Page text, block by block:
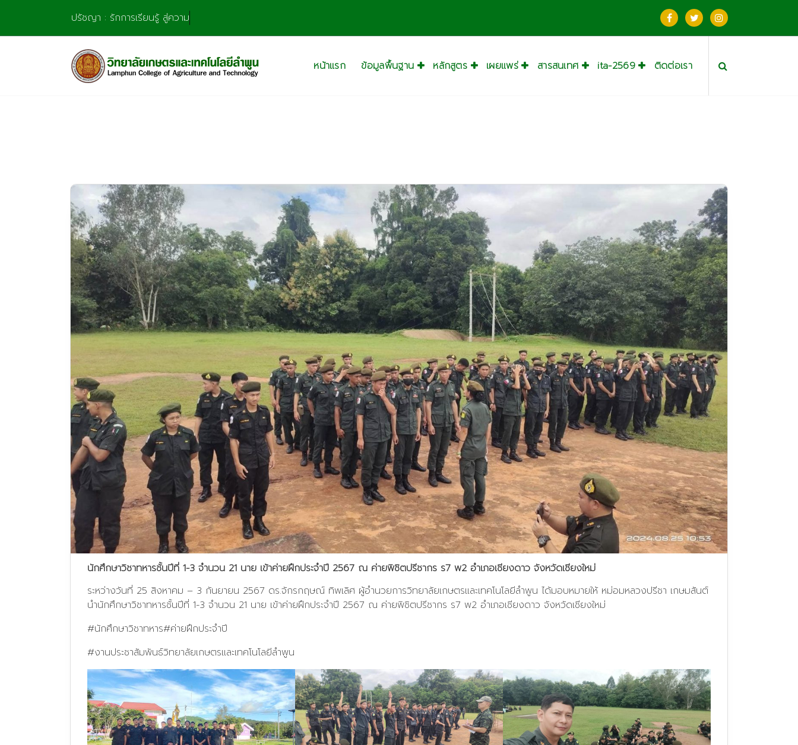
content
ปรัชญา : รักการเรียนรู้ สู่ความชำนาญ มุ่งการส
หน้าแรก ข้อมูลพื้นฐาน หลักสูตร เผยแพร่ สารสนเทศ ita-2569 ติดต่อเรา
นักศึกษาวิชาทหารชั้นปีที่ 1-3 จำนวน 21 นาย เข้าค่ายฝึกประจำปี 2567 ณ ค่ายพิชิตปรีชากร ร7 พ2 อำเภอเชียงดาว จังหวัดเชียงใหม่
ระหว่างวันที่ 25 สิงหาคม – 3 กันยายน 2567 ดร.จักรกฤษณ์ ทิพเลิศ ผู้อำนวยการวิทยาลัยเกษตรและเทคโนโลยีลำพูน ได้มอบหมายให้ หม่อมหลวงปรีชา เกษมสันต์
นำนักศึกษาวิชาทหารชั้นปีที่ 1-3 จำนวน 21 นาย เข้าค่ายฝึกประจำปี 2567 ณ ค่ายพิชิตปรีชากร ร7 พ2 อำเภอเชียงดาว จังหวัดเชียงใหม่
#นักศึกษาวิชาทหาร#ค่ายฝึกประจำปี
#งานประชาสัมพันธ์วิทยาลัยเกษตรและเทคโนโลยีลำพูน